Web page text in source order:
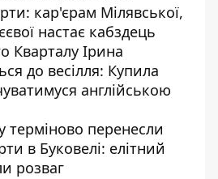
кар'єрам Мілявської,
настає кабздець
Кварталу Ірина
до весілля: Купила
англійською
терміново перенесли
в Буковелі: елітний
розваг